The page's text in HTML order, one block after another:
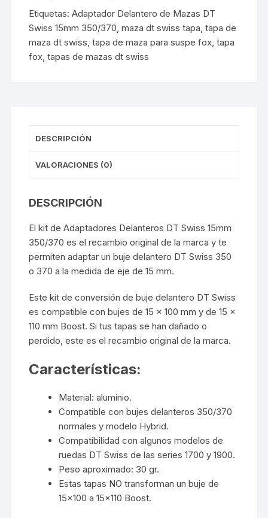
Etiquetas:Adaptador Delantero de Mazas DT
Swiss 15mm 350/370,maza dt swiss tapa,tapa de
maza dt swiss,tapa de maza para suspe fox,tapa
fox,tapas de mazas dt swiss
DESCRIPCIÓN
VALORACIONES (0)
DESCRIPCIÓN
El kit de Adaptadores Delanteros DT Swiss 15mm
350/370 es el recambio original de la marca y te
permiten adaptar un buje delantero DT Swiss 350
o 370 a la medida de eje de 15 mm.
Este kit de conversión de buje delantero DT Swiss
es compatible con bujes de 15 x 100 mm y de 15 x
110 mm Boost. Si tus tapas se han dañado o
perdido, este es el recambio original de la marca.
Características:
Material: aluminio.
Compatible con bujes delanteros 350/370
normales y modelo Hybrid.
Compatibilidad con algunos modelos de
ruedas DT Swiss de las series 1700 y 1900.
Peso aproximado: 30 gr.
Estas tapas NO transforman un buje de
15×100 a 15×110 Boost.